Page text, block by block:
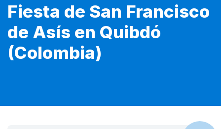
Fiesta de San Francisco
de Asís en Quibdó
(Colombia)